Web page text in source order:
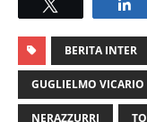
BERITA INTER
GUGLIELMO VICARIO
NERAZZURRI